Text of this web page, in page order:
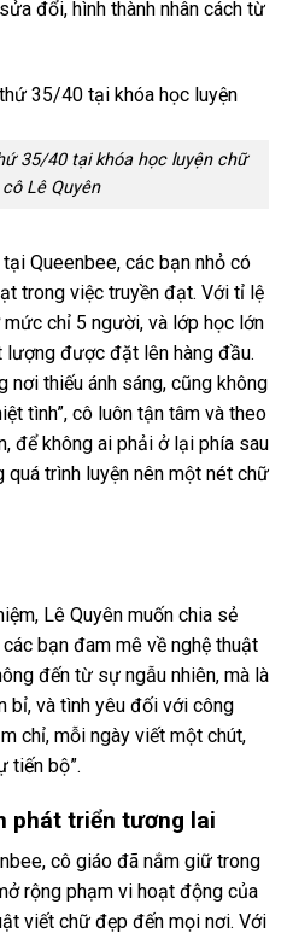
đổi, hình thành nhân cách từ
35/40 tại khóa học luyện chữ
Lê Quyên
Queenbee, các bạn nhỏ có
trong việc truyền đạt. Với tỉ lệ
chỉ 5 người, và lớp học lớn
được đặt lên hàng đầu.
nơi thiếu ánh sáng, cũng không
tình”, cô luôn tận tâm và theo
để không ai phải ở lại phía sau
quá trình luyện nên một nét chữ
Lê Quyên muốn chia sẻ
bạn đam mê về nghệ thuật
đến từ sự ngẫu nhiên, mà là
bỉ, và tình yêu đối với công
chỉ, mỗi ngày viết một chút,
tiến bộ”.
phát triển tương lai
cô giáo đã nắm giữ trong
rộng phạm vi hoạt động của
viết chữ đẹp đến mọi nơi. Với